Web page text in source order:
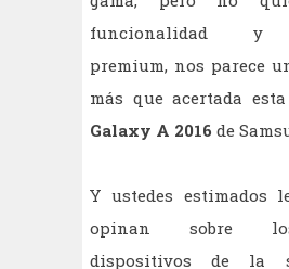
funcionalidad y
premium, nos parece
más que acertada
Galaxy A 2016 de
Y ustedes estimados
opinan sobre
dispositivos de la